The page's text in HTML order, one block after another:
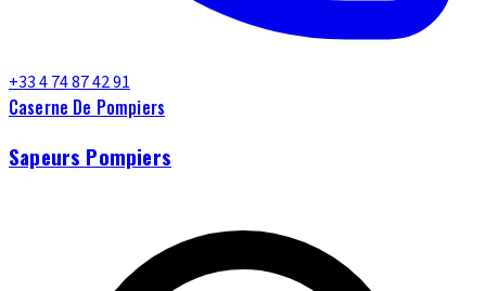
+33 4 74 87 42 91
Caserne De Pompiers
Sapeurs Pompiers